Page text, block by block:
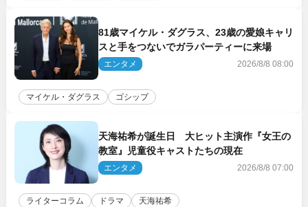
81歳マイケル・ダグラス、23歳の愛娘キャリ
スと手をつないでガラパーティーに来場
エンタメ 2026/8/8 08:00
マイケル・ダグラス ゴシップ
天海祐希が誕生日 大ヒット主演作『女王の
教室』児童役キャストたちの現在
エンタメ 2026/8/8 07:00
ライターコラム ドラマ 天海祐希